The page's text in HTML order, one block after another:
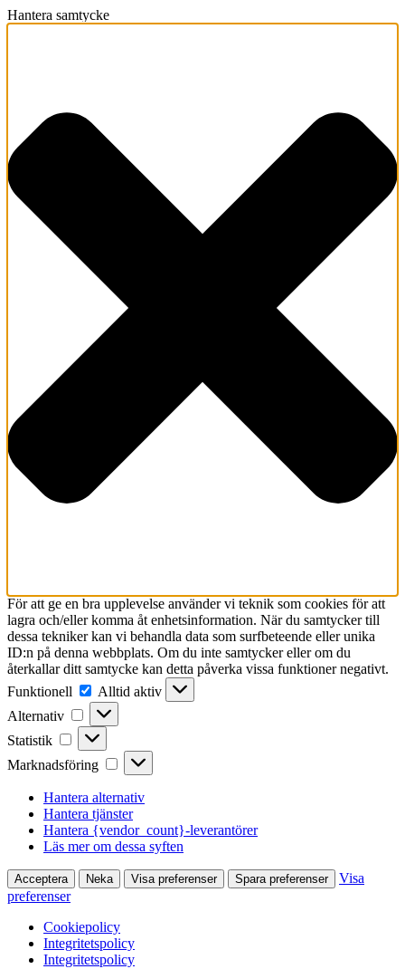
Hantera samtycke
För att ge en bra upplevelse använder vi teknik som cookies för att
lagra och/eller komma åt enhetsinformation. När du samtycker till
dessa tekniker kan vi behandla data som surfbeteende eller unika
ID:n på denna webbplats. Om du inte samtycker eller om du
återkallar ditt samtycke kan detta påverka vissa funktioner negativt.
Funktionell
Funktionell
Alltid aktiv
Alternativ
Alternativ
Statistik Statistik
Marknadsföring Marknadsföring
Hantera alternativ
Hantera tjänster
Hantera {vendor_count}-leverantörer
Läs mer om dessa syften
Acceptera Neka Visa preferenser Spara preferenser
Visa
preferenser
Cookiepolicy
Integritetspolicy
Integritetspolicy